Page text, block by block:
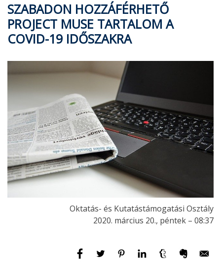
SZABADON HOZZÁFÉRHETŐ
PROJECT MUSE TARTALOM A
COVID-19 IDŐSZAKRA
Oktatás- és Kutatástámogatási Osztály
2020. március 20., péntek – 08:37